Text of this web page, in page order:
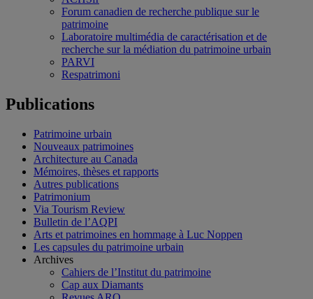
Forum canadien de recherche publique sur le
patrimoine
Laboratoire multimédia de caractérisation et de
recherche sur la médiation du patrimoine urbain
PARVI
Respatrimoni
Publications
Patrimoine urbain
Nouveaux patrimoines
Architecture au Canada
Mémoires, thèses et rapports
Autres publications
Patrimonium
Via Tourism Review
Bulletin de l’AQPI
Arts et patrimoines en hommage à Luc Noppen
Les capsules du patrimoine urbain
Archives
Cahiers de l’Institut du patrimoine
Cap aux Diamants